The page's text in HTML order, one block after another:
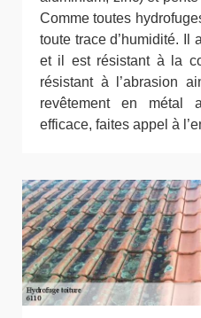
Comme toutes
toute trace d’humidité. Il
et il est résistant à la
résistant à l’abrasion
revêtement en métal
efficace, faites appel à